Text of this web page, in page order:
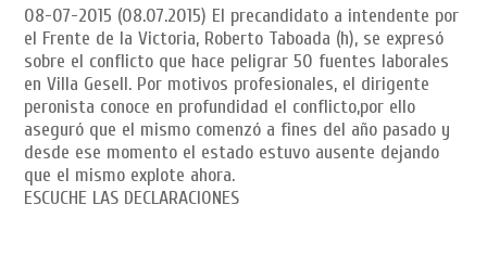
08-07-2015 (08.07.2015) El precandidato a intendente por
el Frente de la Victoria, Roberto Taboada (h), se expresó
sobre el conflicto que hace peligrar 50 fuentes laborales
en Villa Gesell. Por motivos profesionales, el dirigente
peronista conoce en profundidad el conflicto,por ello
aseguró que el mismo comenzó a fines del año pasado y
desde ese momento el estado estuvo ausente dejando
que el mismo explote ahora.
ESCUCHE LAS DECLARACIONES